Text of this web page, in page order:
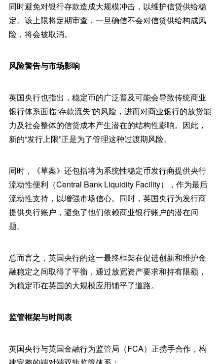
同时避免对银行存款造成大规模冲击，以维护信贷供给稳
定。该上限将定期审查，一旦确信不会对信贷供给构成风
险，将会被取消。
风险警告与市场影响
英国央行也指出，稳定币的广泛普及可能会导致传统商业
银行体系面临“存款流失”的风险，进而对商业银行的放贷能
力及社会整体的信贷成本产生潜在的结构性影响。因此，
新的“发行上限”正是为了管理这种过渡期风险。
同时，《草案》还包括将为系统性稳定币发行商提供央行
流动性便利（Central Bank Liquidity Facility），作为最后
流动性支持，以增强市场信心。同时，英国央行为发行商
提供央行账户，避免了他们依赖商业银行账户的潜在问
题。
总而言之，英国央行的这一最终框架在促进创新和维护金
融稳定之间取得了平衡，通过放宽资产要求和持有限额，
为稳定币在英国的大规模应用铺平了道路。
监管框架与时间表
英国央行与英国金融行为监管局（FCA）正携手合作，构